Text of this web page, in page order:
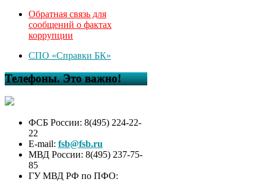
Обратная связь для
сообщений о фактах
коррупции
СПО «Справки БК»
Телефоны. Это важно!
ФСБ России: 8(495) 224-22-
22
E-mail: fsb@fsb.ru
МВД России: 8(495) 237-75-
85
ГУ МВД РФ по ПФО: